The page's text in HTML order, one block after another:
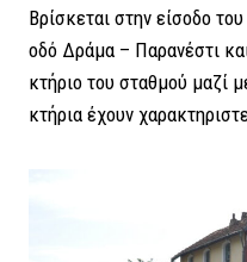
Βρίσκεται στην είσοδο
οδό Δράμα – Παρανέστι
κτήριο του σταθμού μαζί
κτήρια έχουν